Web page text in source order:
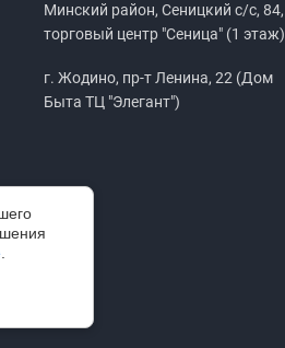
Минский район, Сеницкий с/с, 84,
торговый центр "Сеница" (1 этаж)
г. Жодино, пр-т Ленина, 22 (Дом
Быта ТЦ "Элегант")